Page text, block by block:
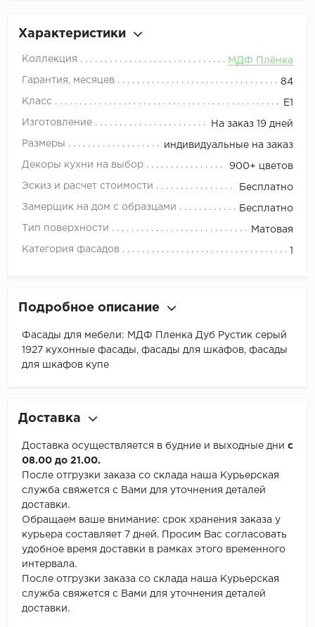
Характеристики
Коллекция МДФ Плёнка
Гарантия, месяцев 84
Класс E1
Изготовление На заказ 19 дней
Размеры индивидуальные на заказ
Декоры кухни на выбор 900+ цветов
Эскиз и расчет стоимости Бесплатно
Замерщик на дом с образцами Бесплатно
Тип поверхности Матовая
Категория фасадов
Подробное описание
Фасады для мебели: МДФ Пленка Дуб Рустик серый
1927 кухонные фасады, фасады для шкафов, фасады
для шкафов купе
Доставка
Доставка осуществляется в будние и выходные дни с
08.00 до 21.00.
После отгрузки заказа со склада наша Курьерская
служба свяжется с Вами для уточнения деталей
доставки.
Обращаем ваше внимание: срок хранения заказа у
курьера составляет 7 дней. Просим Вас согласовать
удобное время доставки в рамках этого временного
интервала.
После отгрузки заказа со склада наша Курьерская
служба свяжется с Вами для уточнения деталей
доставки.